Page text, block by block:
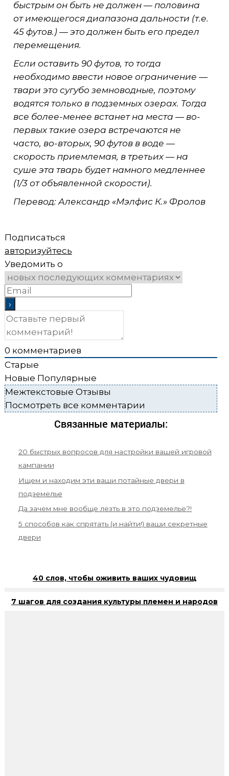
быстрым он быть не должен — половина
от имеющегося диапазона дальности (т.е.
45 футов.) — это должен быть его предел
перемещения.
Если оставить 90 футов, то тогда
необходимо ввести новое ограничение —
твари это сугубо земноводные, поэтому
водятся только в подземных озерах. Тогда
все более-менее встанет на места — во-
первых такие озера встречаются не
часто, во-вторых, 90 футов в воде —
скорость приемлемая, в третьих — на
суше эта тварь будет намного медленнее
(1/3 от объявленной скорости).
Перевод: Александр «Мэлфис К.» Фролов
Подписаться
авторизуйтесь
Уведомить о
0 комментариев
Старые
Новые Популярные
Межтекстовые Отзывы
Посмотреть все комментарии
Связанные материалы:
20 быстрых вопросов для настройки вашей игровой
кампании
Ищем и находим эти ваши потайные двери в
подземелье
Да зачем мне вообще лезть в это подземелье?!
5 способов как спрятать (и найти!) ваши секретные
двери
40 слов, чтобы оживить ваших чудовищ
7 шагов для создания культуры племен и народов